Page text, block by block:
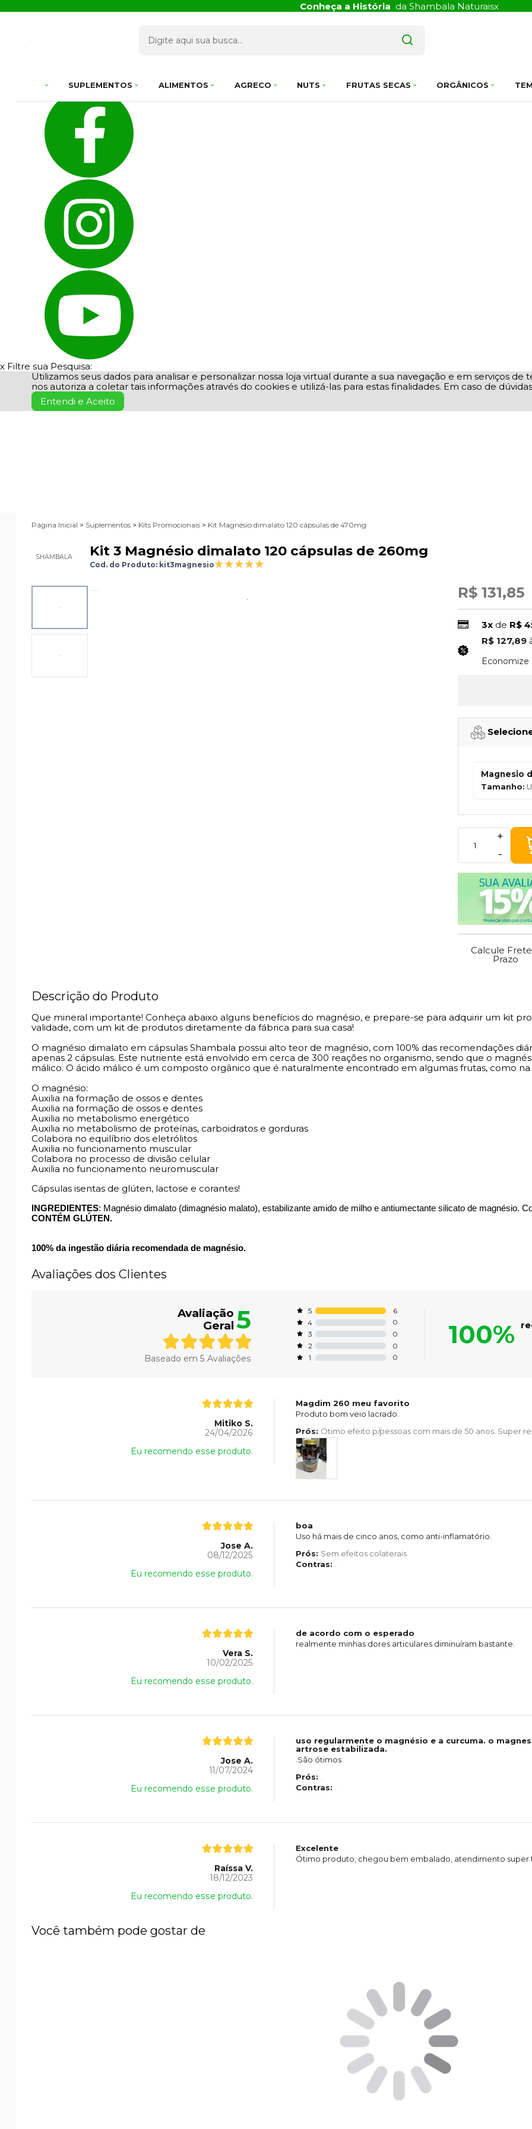
Como Comprar
x Filtre sua Pesquisa:
Utilizamos seus dados para analisar e personalizar nossa loja virtual durante a sua navegação e em serviços
nos autoriza a coletar tais informações através do cookies e utilizá-las para estas finalidades. Em caso de
Entendi e Aceito
Conheça a História da Shambala Naturaisx
SUPLEMENTOS ALIMENTOS AGRECO NUTS FRUTAS SECAS ORGÂNICOS
Página Inicial > Suplementos > Kits Promocionais > Kit Magnésio dimalato 120 cápsulas de 470mg
SHAMBALA Kit 3 Magnésio dimalato 120 cápsulas de 260mg
Cod. do Produto: kit3magnesio
R$ 131,85
3x de R$
R$ 127,89
Economize
Magnesio
Tamanho:
-
+
Calcule
Prazo
Descrição do Produto
Que mineral importante! Conheça abaixo alguns benefícios do magnésio, e prepare-se para adquirir um kit
validade, com um kit de produtos diretamente da fábrica para sua casa!
O magnésio dimalato em cápsulas Shambala possui alto teor de magnésio, com 100% das recomendações
apenas 2 cápsulas. Este nutriente está envolvido em cerca de 300 reações no organismo, sendo que o
málico. O ácido málico é um composto orgânico que é naturalmente encontrado em algumas frutas, como
O magnésio:
Auxilia na formação de ossos e dentes
Auxilia na formação de ossos e dentes
Auxilia no metabolismo energético
Auxilia no metabolismo de proteínas, carboidratos e gorduras
Colabora no equilíbrio dos eletrólitos
Auxilia no funcionamento muscular
Colabora no processo de divisão celular
Auxilia no funcionamento neuromuscular
Cápsulas isentas de glúten, lactose e corantes!
INGREDIENTES: Magnésio dimalato (dimagnésio malato), estabilizante amido de milho e antiumectante silicato de magnésio.
CONTÉM GLÚTEN.
100% da ingestão diária recomendada de magnésio.
Avaliações dos Clientes
Avaliação
Geral 5
Baseado em 5 Avaliações
5
6
4
0
3
0
2
0
1
0
100%
Mitiko S.
24/04/2026
Eu recomendo esse produto.
Magdim 260 meu favorito
Produto bom veio lacrado.
Prós: Ótimo efeito p/pessoas com mais de 50 anos. Super
Jose A.
08/12/2025
Eu recomendo esse produto.
boa
Uso há mais de cinco anos, como anti-inflamatório.
Prós: Sem efeitos colaterais
Contras:
Vera S.
10/02/2025
Eu recomendo esse produto.
de acordo com o esperado
realmente minhas dores articulares diminuíram bastante.
Jose A.
11/07/2024
Eu recomendo esse produto.
uso regularmente o magnésio e a curcuma. o
artrose estabilizada.
.São ótimos.
Prós:
Contras:
Raíssa V.
18/12/2023
Eu recomendo esse produto.
Excelente
Ótimo produto, chegou bem embalado, atendimento super
Você também pode gostar de